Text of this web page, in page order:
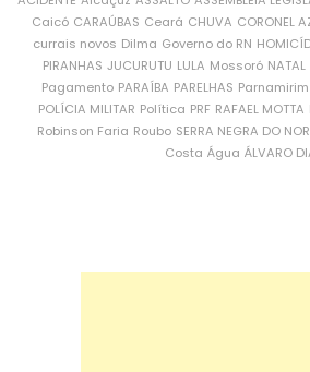
Caicó CARAÚBAS Ceará CHUVA CORONEL
currais novos Dilma Governo do RN
PIRANHAS JUCURUTU LULA Mossoró NATAL
Pagamento PARAÍBA PARELHAS Parnamirim
POLÍCIA MILITAR Política PRF RAFAEL MOTTA
Robinson Faria Roubo SERRA NEGRA DO
Costa Água ÁLVARO